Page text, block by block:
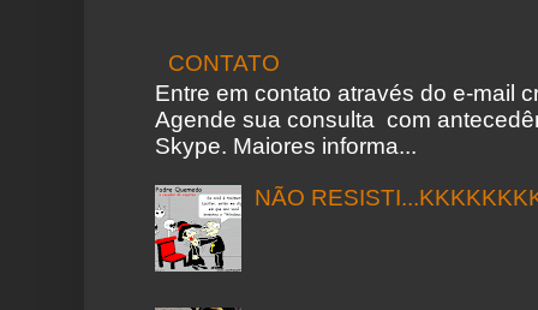
CONTATO
Entre em contato através do e-mail
Agende sua consulta com
Skype. Maiores informa...
NÃO